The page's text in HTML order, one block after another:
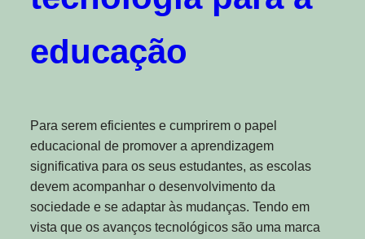
educação
Para serem eficientes e cumprirem o papel
educacional de promover a aprendizagem
significativa para os seus estudantes, as escolas
devem acompanhar o desenvolvimento da
sociedade e se adaptar às mudanças. Tendo em
vista que os avanços tecnológicos são uma marca